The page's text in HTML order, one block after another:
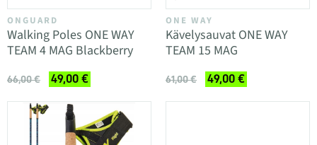
ONGUARD
Walking Poles ONE WAY
TEAM 4 MAG Blackberry
66,00 € 49,00 €
ONE WAY
Kävelysauvat ONE WAY
TEAM 15 MAG
61,00 € 49,00 €